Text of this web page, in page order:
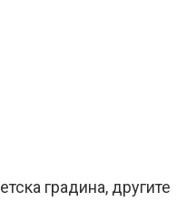
градина, другите